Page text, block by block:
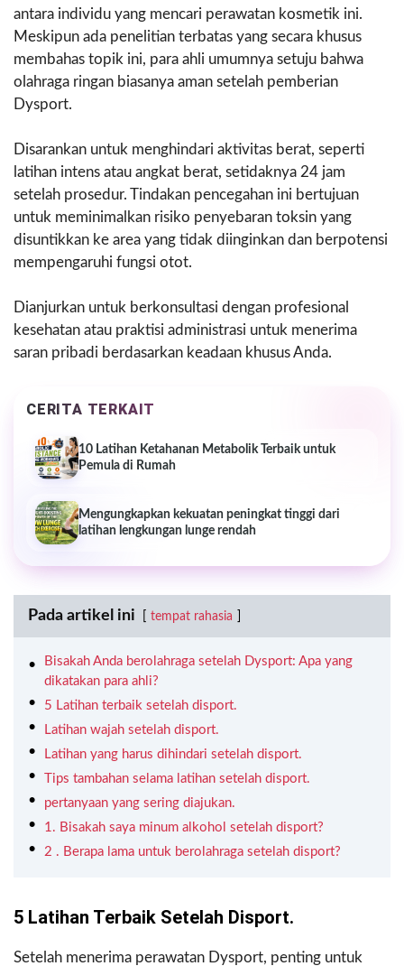
antara individu yang mencari perawatan kosmetik ini.
Meskipun ada penelitian terbatas yang secara khusus
membahas topik ini, para ahli umumnya setuju bahwa
olahraga ringan biasanya aman setelah pemberian
Dysport.
Disarankan untuk menghindari aktivitas berat, seperti
latihan intens atau angkat berat, setidaknya 24 jam
setelah prosedur. Tindakan pencegahan ini bertujuan
untuk meminimalkan risiko penyebaran toksin yang
disuntikkan ke area yang tidak diinginkan dan berpotensi
mempengaruhi fungsi otot.
Dianjurkan untuk berkonsultasi dengan profesional
kesehatan atau praktisi administrasi untuk menerima
saran pribadi berdasarkan keadaan khusus Anda.
CERITA TERKAIT
10 Latihan Ketahanan Metabolik Terbaik untuk
Pemula di Rumah
Mengungkapkan kekuatan peningkat tinggi dari
latihan lengkungan lunge rendah
Pada artikel ini tempat rahasia
Bisakah Anda berolahraga setelah Dysport: Apa yang
dikatakan para ahli?
5 Latihan terbaik setelah disport.
Latihan wajah setelah disport.
Latihan yang harus dihindari setelah disport.
Tips tambahan selama latihan setelah disport.
pertanyaan yang sering diajukan.
1. Bisakah saya minum alkohol setelah disport?
2 . Berapa lama untuk berolahraga setelah disport?
5 Latihan Terbaik Setelah Disport.
Setelah menerima perawatan Dysport, penting untuk